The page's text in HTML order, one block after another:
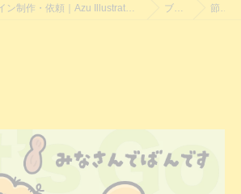
ブログ 節分